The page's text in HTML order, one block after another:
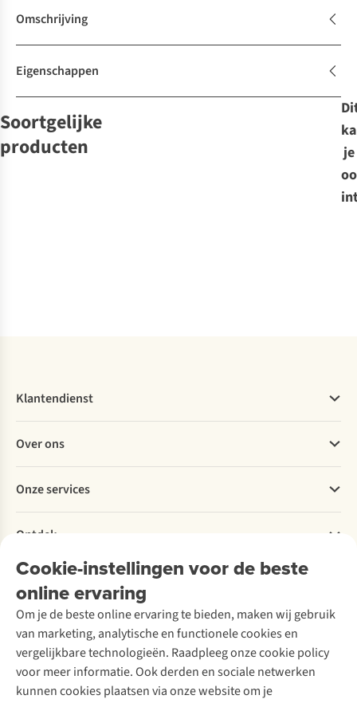
Omschrijving
Eigenschappen
Soortgelijke
producten
je
Cookie-instellingen voor de beste
online ervaring
Om je de beste online ervaring te bieden, maken wij gebruik
van marketing, analytische en functionele cookies en
vergelijkbare technologieën. Raadpleeg onze cookie policy
voor meer informatie. Ook derden en sociale netwerken
kunnen cookies plaatsen via onze website om je
Klantendienst
Bestellen
Betalen
Levering
Retourneren
Bestelling herroepen
Garantie
Contact
Over ons
Explore More
Verantwoord ondernemen
Over Ayacucho
Onze winkels
Over A.S.Adventure
Toegankelijkheidsverklaring
Onze services
Ski-onderhoud
Wasservice
Schoenonderhoud
Schoenherstelling
Kledingherstelling
Retouches
Voor bedrijven
Ontdek
A.S.Magazine
Podcast
Explore Academy
Explore Camp
Gear Check
Inspiratie & advies
Meld je aan voor de nieuwsbrief
Follow us